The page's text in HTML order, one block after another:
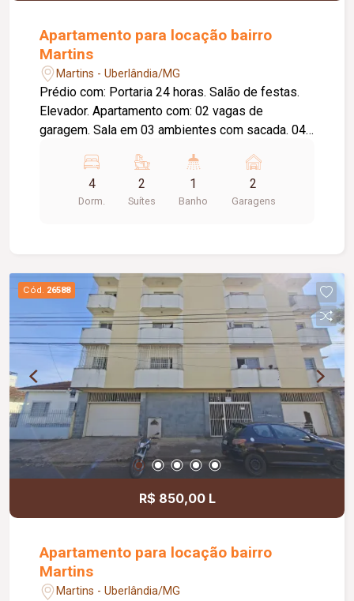
Apartamento para locação bairro
Martins
Martins - Uberlândia/MG
Prédio com: Portaria 24 horas. Salão de festas.
Elevador. Apartamento com: 02 vagas de
garagem. Sala em 03 ambientes com sacada. 04
Closet. 01 quarto com sacada lavabo. Corredor
interno com armário. Banheiros com armário e
box blindex. Hidromassagem. Cozinha planejada.
4
Dorm.
2
Suítes
1
Banho
2
Garagens
Cód. 26588
R$ 850,00 L
Apartamento para locação bairro
Martins
Martins - Uberlândia/MG